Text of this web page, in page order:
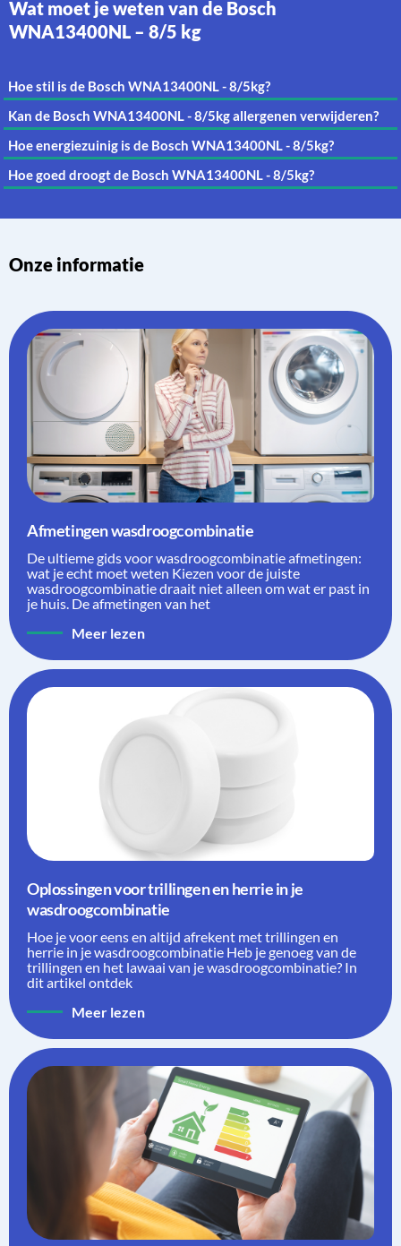
Wat moet je weten van de Bosch
WNA13400NL – 8/5 kg
Hoe stil is de Bosch WNA13400NL - 8/5kg?
Kan de Bosch WNA13400NL - 8/5kg allergenen verwijderen?
Hoe energiezuinig is de Bosch WNA13400NL - 8/5kg?
Hoe goed droogt de Bosch WNA13400NL - 8/5kg?
Onze informatie
Afmetingen wasdroogcombinatie
De ultieme gids voor wasdroogcombinatie afmetingen:
wat je echt moet weten Kiezen voor de juiste
wasdroogcombinatie draait niet alleen om wat er past in
je huis. De afmetingen van het
Meer lezen
Oplossingen voor trillingen en herrie in je
wasdroogcombinatie
Hoe je voor eens en altijd afrekent met trillingen en
herrie in je wasdroogcombinatie Heb je genoeg van de
trillingen en het lawaai van je wasdroogcombinatie? In
dit artikel ontdek
Meer lezen